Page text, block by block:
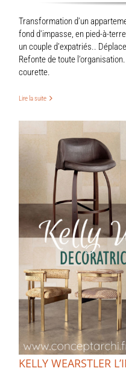
Transformation d’un
fond d'impasse, en pied-à-
un couple d’expatriés..
Refonte de toute
courette.
Lire la suite
KELLY WEARSTLER